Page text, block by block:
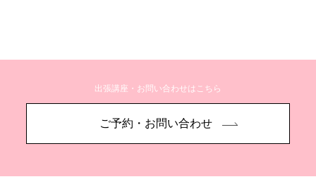
出張講座・お問い合わせはこちら
ご予約・お問い合わせ